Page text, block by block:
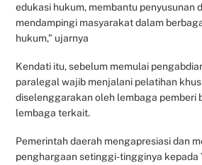
edukasi hukum, membantu penyusunan
mendampingi masyarakat dalam
hukum,” ujarnya
Kendati itu, sebelum memulai
paralegal wajib menjalani pelatihan
diselenggarakan oleh lembaga pemberi
lembaga terkait.
Pemerintah daerah mengapresiasi dan
penghargaan setinggi-tingginya kepada